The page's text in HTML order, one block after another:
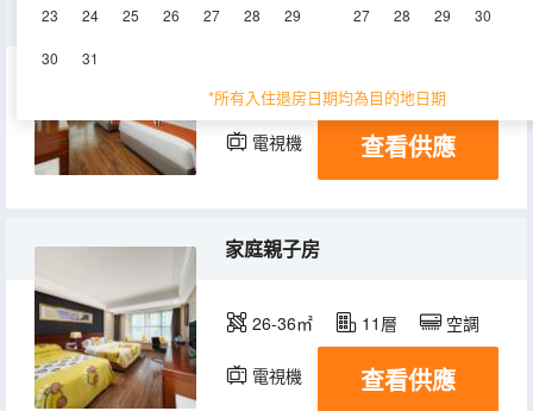
23 24 25 26 27 28 29
30 31
27 28 29 30
*所有入住退房日期均為目的地日期
豪華雙床房（景觀飄窗+甑選茶具）
38㎡ 8-12層 空調
電視機 查看供應
家庭親子房
26-36㎡ 11層 空調
電視機 查看供應